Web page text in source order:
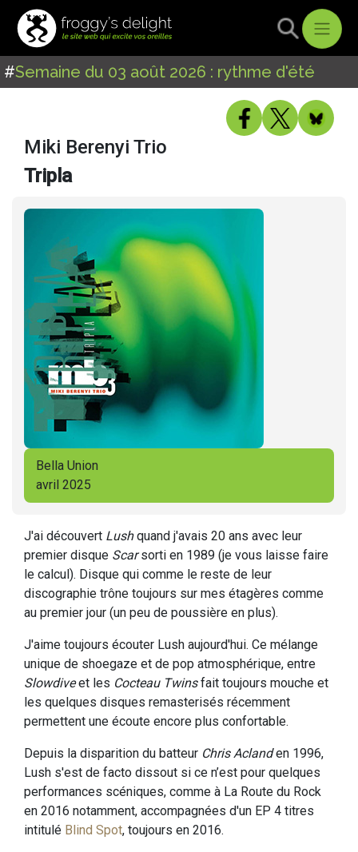
#Semaine du 03 août 2026 : rythme d'été
Miki Berenyi Trio
Tripla
Bella Union
avril 2025
J'ai découvert Lushquand j'avais 20 ans avec leur
premier disque Scarsorti en 1989 (je vous laisse faire
le calcul). Disque qui comme le reste de leur
discographie trône toujours sur mes étagères comme
au premier jour (un peu de poussière en plus).
J'aime toujours écouter Lush aujourd'hui. Ce mélange
unique de shoegaze et de pop atmosphérique, entre
Slowdiveet les Cocteau Twinsfait toujours mouche et
les quelques disques remasterisés récemment
permettent une écoute encore plus confortable.
Depuis la disparition du batteur Chris Aclanden 1996,
Lush s'est de facto dissout si ce n’est pour quelques
performances scéniques, comme à La Route du Rock
en 2016 notamment, accompagnées d'un EP 4 titres
intitulé Blind Spot, toujours en 2016.